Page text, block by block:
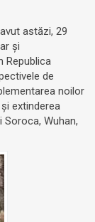
astăzi, 29
și
Republica
de
noilor
extinderea
Wuhan,